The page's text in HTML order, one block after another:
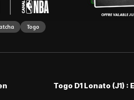
Togo
Togo D1 Lonato (J1) :